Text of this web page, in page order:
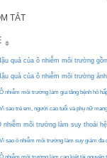
TẮT
quả của ô nhiễm môi trường
quả của ô nhiễm môi trường
nhiễm môi trường làm gia tăng bệnh hô
sao trẻ em, người cao tuổi và phụ nữ
nhiễm môi trường làm suy thoái
sao ô nhiễm môi trường làm suy giảm đa